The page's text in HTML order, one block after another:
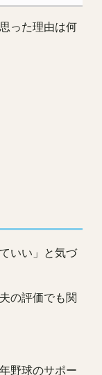
った理由は何
いい」と気づ
の評価でも関
野球のサポー